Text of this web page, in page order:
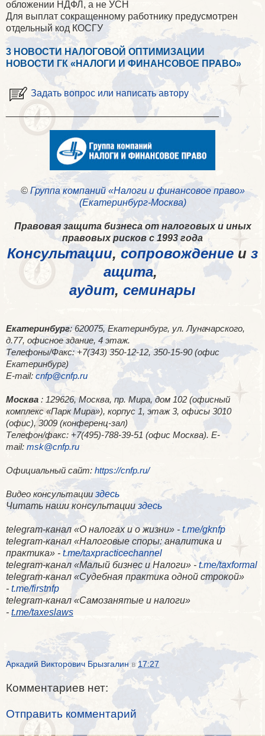
обложении НДФЛ, а не УСН
Для выплат сокращенному работнику предусмотрен
отдельный код КОСГУ
3 НОВОСТИ НАЛОГОВОЙ ОПТИМИЗАЦИИ
НОВОСТИ ГК «НАЛОГИ И ФИНАНСОВОЕ ПРАВО»
Задать вопрос или написать автору
________________________________________
©Группа компаний «Налоги и финансовое право»
(Екатеринбург-Москва)
Правовая защита бизнеса от налоговых и иных
правовых рисков с 1993 года
Консультации,сопровождение и з
ащита,
аудит, семинары
Екатеринбург: 620075, Екатеринбург, ул. Луначарского,
д.77, офисное здание, 4 этаж.
Телефоны/Факс: +7(343) 350-12-12, 350-15-90 (офис
Екатеринбург)
E-mail: cnfp@cnfp.ru
Москва : 129626, Москва, пр. Мира, дом 102 (офисный
комплекс «Парк Мира»), корпус 1, этаж 3, офисы 3010
(офис), 3009 (конференц-зал)
Телефон/факс: +7(495)-788-39-51 (офис Москва). E-
mail: msk@cnfp.ru
Официальный сайт: https://cnfp.ru/
Видео консультации здесь
Читать наши консультацииздесь
telegram-канал «О налогах и о жизни» - t.me/gknfp
telegram-канал «Налоговые споры: аналитика и
практика» - t.me/taxpracticechannel
telegram-канал «Малый бизнес и Налоги» -t.me/taxformal
telegram-канал «​Судебная практика одной строкой»
- t.me/firstnfp
telegram-канал «​Самозанятые и налоги»
- t.me/taxeslaws
Аркадий Викторович Брызгалин в 17:27
Комментариев нет:
Отправить комментарий